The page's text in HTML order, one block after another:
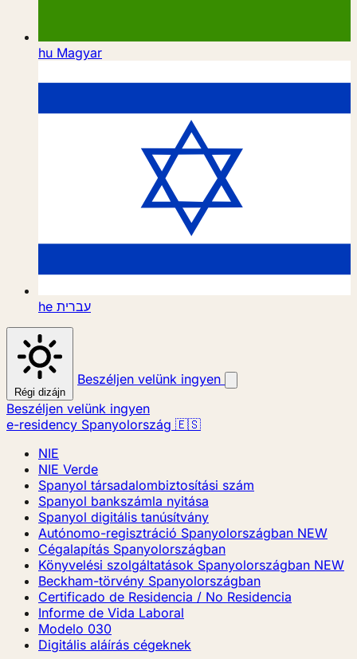
hu Magyar
he עברית
Régi dizájn
Beszéljen velünk ingyen
Beszéljen velünk ingyen
e-residency Spanyolország 🇪🇸
NIE
NIE Verde
Spanyol társadalombiztosítási szám
Spanyol bankszámla nyitása
Spanyol digitális tanúsítvány
Autónomo-regisztráció Spanyolországban NEW
Cégalapítás Spanyolországban
Könyvelési szolgáltatások Spanyolországban NEW
Beckham-törvény Spanyolországban
Certificado de Residencia / No Residencia
Informe de Vida Laboral
Modelo 030
Digitális aláírás cégeknek